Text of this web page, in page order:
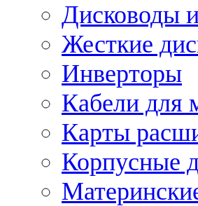
Дисководы
Жесткие
Инверторы
Кабели для
Карты
Корпусные